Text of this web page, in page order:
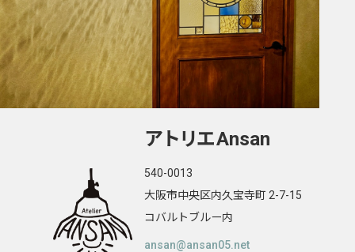
切子食器
ステンドグラスパネル
シーリングカバー レール取り付け部品
丸型 250mm
Cトロ型
イチョウ型
Aトロ型
オワン型 2001
トキワ型
アトリエAnsan
540-0013
大阪市中央区内久宝寺町 2-7-15
コバルトブルー内
ansan@ansan05.net